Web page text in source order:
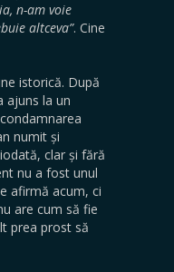
n-am voie
altceva”. Cine
istorică. După
ajuns la un
numit și
clar și fără
nu a fost unul
afirmă acum, ci
are cum să fie
prea prost să